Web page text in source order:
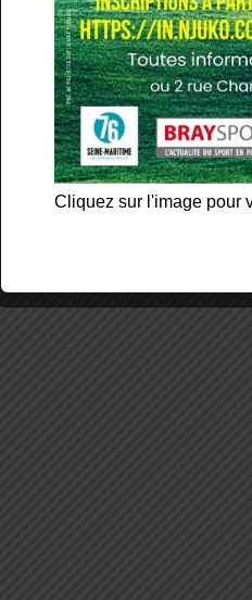
Cliquez sur l'image pour